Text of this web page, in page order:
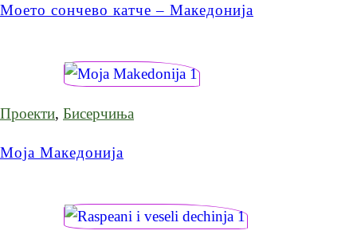
Моето сончево катче – Македонија
Проекти, Бисерчиња
Моја Македонија